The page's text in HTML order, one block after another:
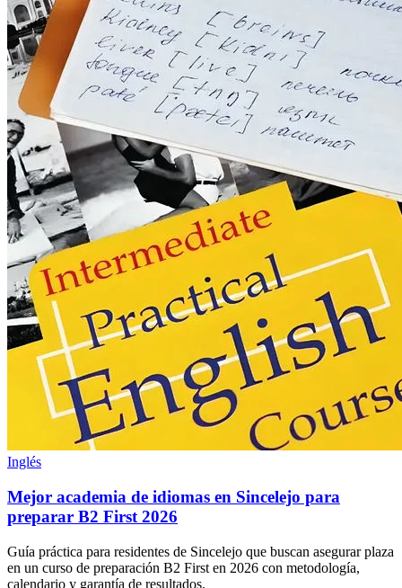
Inglés
Mejor academia de idiomas en Sincelejo para
preparar B2 First 2026
Guía práctica para residentes de Sincelejo que buscan asegurar plaza
en un curso de preparación B2 First en 2026 con metodología,
calendario y garantía de resultados.